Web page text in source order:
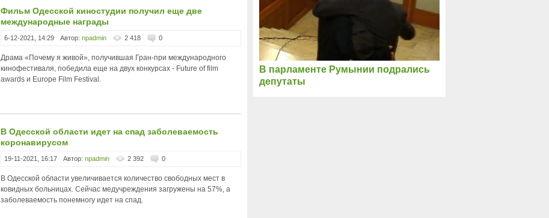
Фильм Одесской киностудии получил еще две
международные награды
6-12-2021, 14:29 Автор: npadmin 2 418 0
Драма «Почему я живой», получившая Гран-при международного
кинофестиваля, победила еще на двух конкурсах - Future of film
awards и Europe Film Festival.
В Одесской области идет на спад заболеваемость
коронавирусом
19-11-2021, 16:17 Автор: npadmin 2 392 0
В Одесской области увеличивается количество свободных мест в
ковидных больницах. Сейчас медучреждения загружены на 57%, а
заболеваемость понемногу идет на спад.
В парламенте Румынии подрались
депутаты